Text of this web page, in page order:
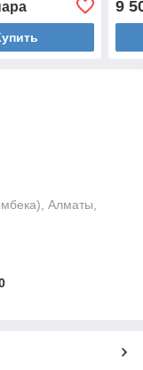
9
Алматы,